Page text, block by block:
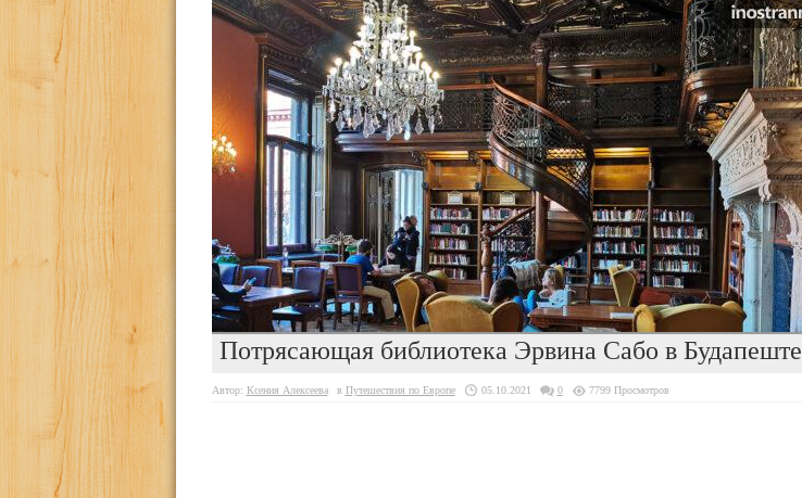
Потрясающая библиотека Эрвина Сабо в Будапеште
Автор: Ксения Алексеева в Путешествия по Европе 05.10.2021 0 7799 Просмотров